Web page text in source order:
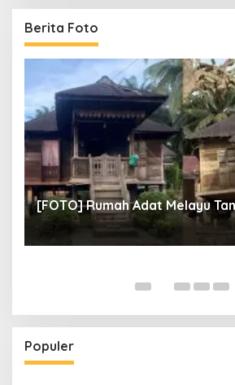
Berita Foto
[FOTO] Rumah Adat Melayu
Populer